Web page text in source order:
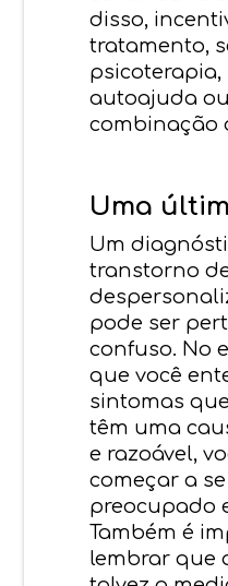
disso,
tratamento,
psicoterapia,
autoajuda
combinação
Uma
Um
transtorno
pode ser
confuso. No
que você
sintomas
têm uma
e razoável,
começar a
preocupado
Também é
lembrar que